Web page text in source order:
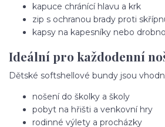
kapuce chránící hlavu a krk
zip s ochranou brady proti
kapsy na kapesníky nebo
Ideální pro každodenní
Dětské softshellové bundy jsou
nošení do školky a školy
pobyt na hřišti a venkovní hry
rodinné výlety a procházky